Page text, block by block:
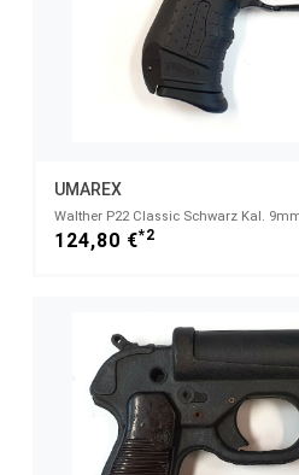
UMAREX
Walther P22 Classic Schwarz Kal.
124,80 €*2